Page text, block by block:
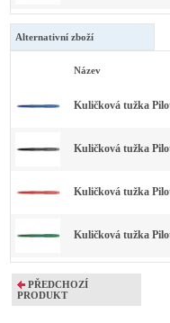
Alternativní zboží
Název
Kuličková tužka
Kuličková tužka
Kuličková tužka
Kuličková tužka
PŘEDCHOZÍ
PRODUKT